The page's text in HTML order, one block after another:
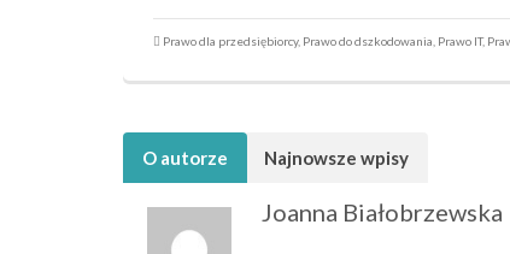
Prawo dla przedsiębiorcy, Prawo do dszkodowania Prawo IT,
O autorze Najnowsze wpisy
Joanna Białobrzewska